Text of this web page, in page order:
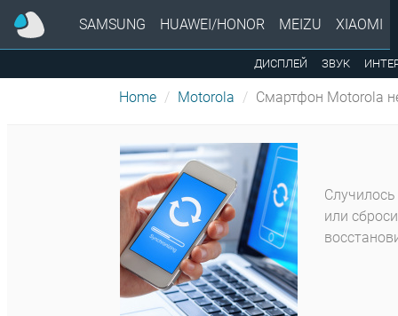
SAMSUNG HUAWEI/HONOR MEIZU XIAOMI
ДИСПЛЕЙ ЗВУК
Home Motorola Смартфон Motorola
или